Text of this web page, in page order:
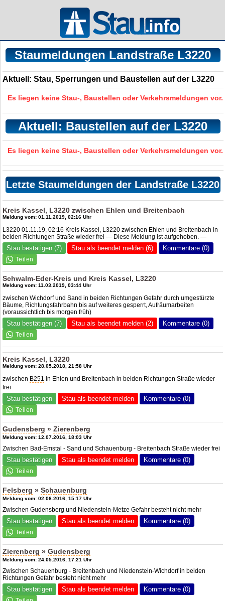
Staumeldungen Landstraße L3220
Aktuell: Stau, Sperrungen und Baustellen auf der L3220
Es liegen keine Stau-, Baustellen oder Verkehrsmeldungen vor.
Aktuell: Baustellen auf der L3220
Es liegen keine Stau-, Baustellen oder Verkehrsmeldungen vor.
Letzte Staumeldungen der Landstraße L3220
Kreis Kassel, L3220 zwischen Ehlen und Breitenbach
Meldung vom: 01.11.2019, 02:16 Uhr
L3220 01.11.19, 02:16 Kreis Kassel, L3220 zwischen Ehlen und Breitenbach in
beiden Richtungen Straße wieder frei — Diese Meldung ist aufgehoben. —
Stau bestätigen (7) Stau als beendet melden (6) Kommentare (0)
Schwalm-Eder-Kreis und Kreis Kassel, L3220
Meldung vom: 11.03.2019, 03:44 Uhr
zwischen Wichdorf und Sand in beiden Richtungen Gefahr durch umgestürzte
Bäume, Richtungsfahrbahn bis auf weiteres gesperrt, Aufräumarbeiten
(voraussichtlich bis morgen früh)
Stau bestätigen (7) Stau als beendet melden (2) Kommentare (0)
Kreis Kassel, L3220
Meldung vom: 28.05.2018, 21:58 Uhr
zwischen B251 in Ehlen und Breitenbach in beiden Richtungen Straße wieder
frei
Stau bestätigen Stau als beendet melden Kommentare (0)
Gudensberg »Zierenberg
Meldung vom: 12.07.2016, 18:03 Uhr
Zwischen Bad-Emstal - Sand und Schauenburg - Breitenbach Straße wieder frei
Stau bestätigen Stau als beendet melden Kommentare (0)
Felsberg »Schauenburg
Meldung vom: 02.06.2016, 15:17 Uhr
Zwischen Gudensberg und Niedenstein-Metze Gefahr besteht nicht mehr
Stau bestätigen Stau als beendet melden Kommentare (0)
Zierenberg »Gudensberg
Meldung vom: 24.05.2016, 17:21 Uhr
Zwischen Schauenburg - Breitenbach und Niedenstein-Wichdorf in beiden
Richtungen Gefahr besteht nicht mehr
Stau bestätigen Stau als beendet melden Kommentare (0)